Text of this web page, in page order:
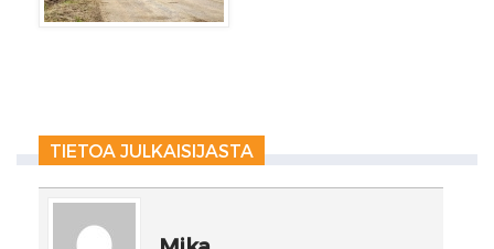
TIETOA JULKAISIJASTA